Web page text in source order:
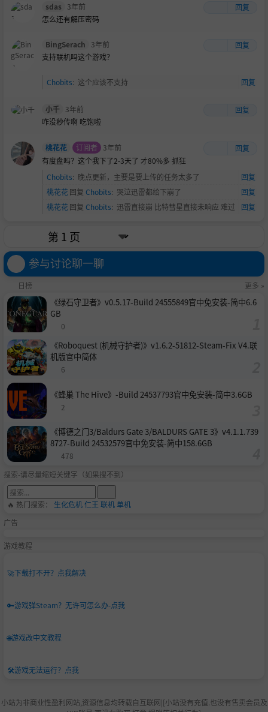
sdas 3年前
回复
怎么还有解压密码
BingSerach 3年前
回复
支持联机吗这个游戏？
Chobits: 这个应该不支持 回复
小千 3年前
回复
咋没秒传啊 吃饱啦
桃花花 订阅者 3年前
回复
有度盘吗？这个我下了2-3天了 才80%多 抓狂
Chobits: 晚点更新，主要是要上传的任务太多了
回复
桃花花回复 Chobits: 哭泣迅雷都给下崩了
回复
桃花花回复 Chobits: 迅雷直接崩 比特彗星直接未响应 难过 回复
参与讨论聊一聊
日榜 更多 »
《绿石守卫者》v0.5.17-Build 24555849官中免安装-简中6.6
GB
0
《Roboquest (机械守护者)》v1.6.2-51812-Steam-Fix V4.联
机版官中简体
6
《蜂巢 The Hive》-Build 24537793官中免安装-简中3.6GB
2
《博德之门3/Baldurs Gate 3/BALDURS GATE 3》v4.1.1.739
8727-Build 24532579官中免安装-简中158.6GB
478
搜索-请尽量缩短关键字（如果搜不到）
🔥 热门搜索： 生化危机仁王 联机单机
广告
游戏教程
🚀下载打不开？点我解决
🔑游戏弹Steam？无许可怎么办-点我
🌐游戏改中文教程
🛠️游戏无法运行？点我
小站为非商业性盈利网站,资源信息均转载自互联网|[小站没有充值.也没有售卖会员及